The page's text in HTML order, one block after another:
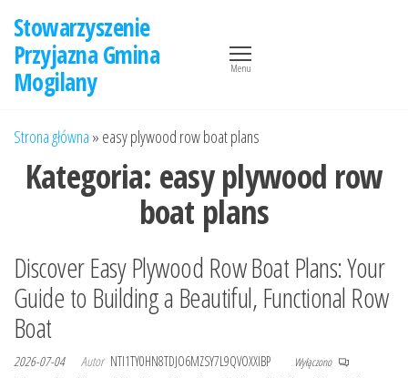
treści
Stowarzyszenie
Przyjazna Gmina
Mogilany
Menu
Strona główna » easy plywood row boat plans
Kategoria: easy plywood row
boat plans
Discover Easy Plywood Row Boat Plans: Your
Guide to Building a Beautiful, Functional Row
Boat
2026-07-04 Autor NTI1TY0HN8TDJO6MZSY7L9QVOXXIBP Wyłączono